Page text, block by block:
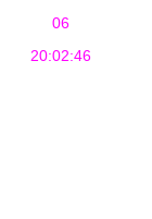
别快速查询
06
20:02:46